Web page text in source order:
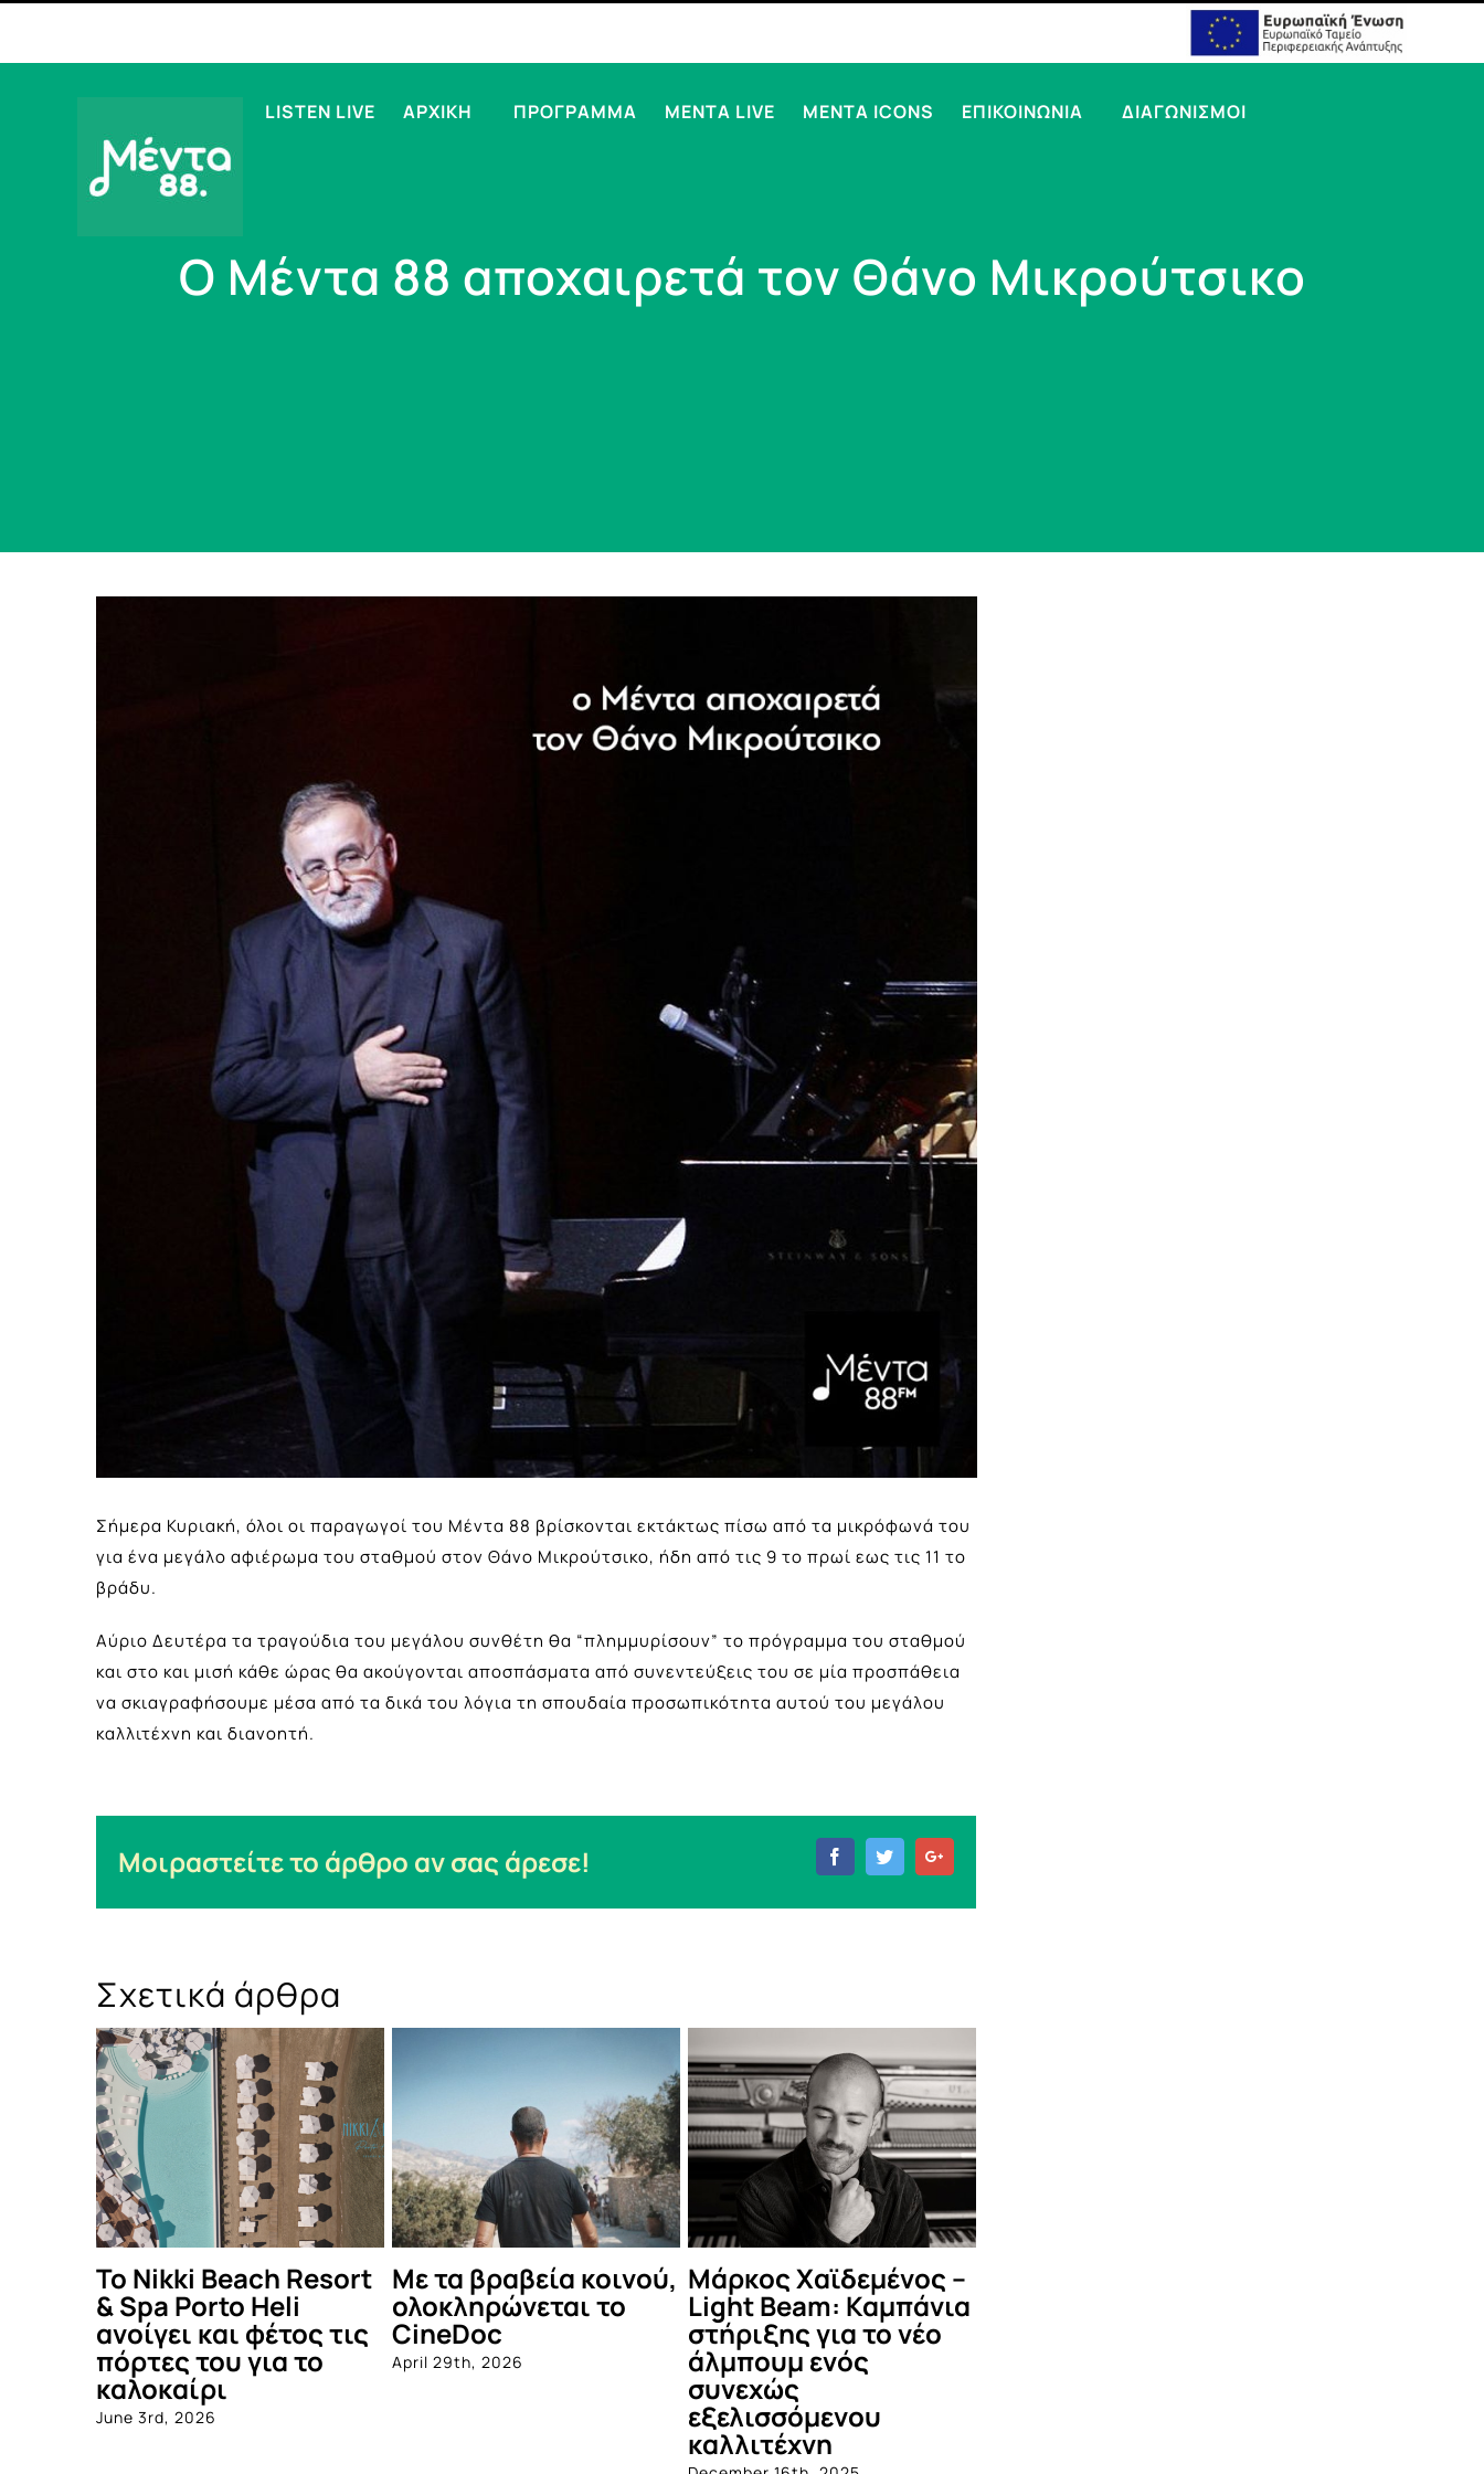
LISTEN LIVE ΑΡΧΙΚΗ ΠΡΟΓΡΑΜΜΑ MENTA LIVE MENTA ICONS ΕΠΙΚΟΙΝΩΝΙΑ ΔΙΑΓΩΝΙΣΜΟΙ
O Μέντα 88 αποχαιρετά τον Θάνο Μικρούτσικο
Σήμερα Κυριακή, όλοι οι παραγωγοί του Μέντα 88 βρίσκονται εκτάκτως πίσω από τα μικρόφωνά του
για ένα μεγάλο αφιέρωμα του σταθμού στον Θάνο Μικρούτσικο, ήδη από τις 9 το πρωί εως τις 11 το
βράδυ.
Αύριο Δευτέρα τα τραγούδια του μεγάλου συνθέτη θα “πλημμυρίσουν” το πρόγραμμα του σταθμού
και στο και μισή κάθε ώρας θα ακούγονται αποσπάσματα από συνεντεύξεις του σε μία προσπάθεια
να σκιαγραφήσουμε μέσα από τα δικά του λόγια τη σπουδαία προσωπικότητα αυτού του μεγάλου
καλλιτέχνη και διανοητή.
Μοιραστείτε το άρθρο αν σας άρεσε! FacebookTwitter
Σχετικά άρθρα
κοινού, Μάρκος Χαϊδεμένος –
Light Beam: Καμπάνια
στήριξης για το νέο
άλμπουμ ενός
συνεχώς
εξελισσόμενου
Δες τι έγινε στο
καλοκαιρινό Μέντα
Πάρτυ!
July 12th, 2025
Οι Πυξ Λαξ στο
Θέατρο Βράχων
June 4th, 2025